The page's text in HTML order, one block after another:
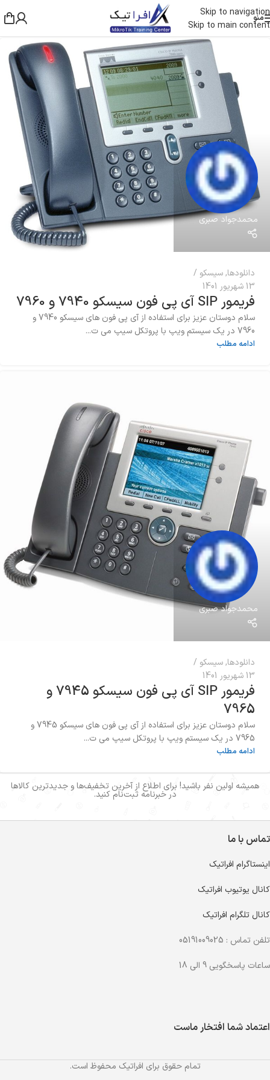
Skip to navigation
Skip to main content
منو
محمدجواد صبری
دانلودها,سیسکو
13 شهریور 1401
فریمور SIP آی پی فون سیسکو 7940 و 7960
سلام دوستان عزیز برای استفاده از آی پی فون های سیسکو 7940 و
7960 در یک سیستم ویپ با پروتکل سیپ می ت...
ادامه مطلب
محمدجواد صبری
دانلودها,سیسکو
13 شهریور 1401
فریمور SIP آی پی فون سیسکو 7945 و
7965
سلام دوستان عزیز برای استفاده از آی پی فون های سیسکو 7945 و
7965 در یک سیستم ویپ با پروتکل سیپ می ت...
ادامه مطلب
همیشه اولین نفر باشید! برای اطلاع از آخرین تخفیف‌ها و جدیدترین کالاها
در خبرنامه ثبت‌نام کنید.
تماس با ما
اینستاگرام افراتیک
کانال یوتیوب افراتیک
کانال تلگرام افراتیک
تلفن تماس : 05191009025
ساعات پاسخگویی 9 الی 18
اعتماد شما افتخار ماست
تمام حقوق برای افراتیک محفوظ است.